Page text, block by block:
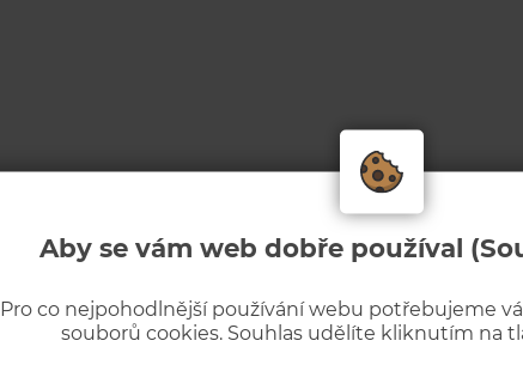
Aby se vám web dobře používal
Pro co nejpohodlnější používání webu potřebujeme
souborů cookies. Souhlas udělíte kliknutím na